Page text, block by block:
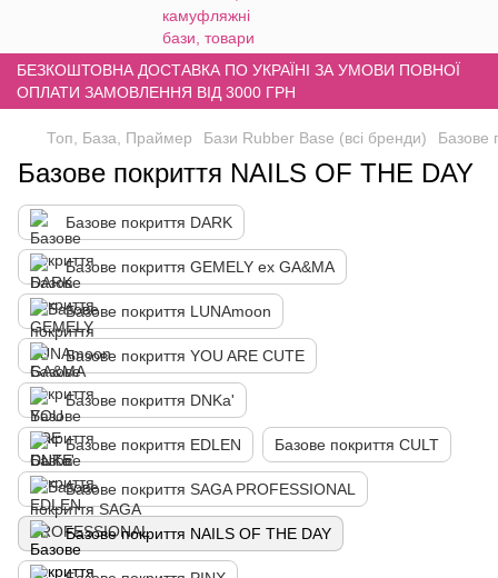
БЕЗКОШТОВНА ДОСТАВКА ПО УКРАЇНІ ЗА УМОВИ ПОВНОЇ
ОПЛАТИ ЗАМОВЛЕННЯ ВІД 3000 ГРН
Топ, База, Праймер Бази Rubber Base (всі бренди) Базове
Базове покриття NAILS OF THE DAY
Базове покриття DARK
Базове покриття GEMELY ex GA&MA
Базове покриття LUNAmoon
Базове покриття YOU ARE CUTE
Базове покриття DNKa'
Базове покриття EDLEN Базове покриття CULT
Базове покриття SAGA PROFESSIONAL
Базове покриття NAILS OF THE DAY